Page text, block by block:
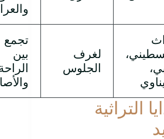
لغرف
الجلوس
تجمع
بين
التراثية